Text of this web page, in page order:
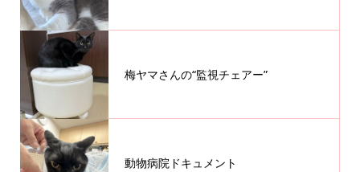
梅ヤマさんの“監視チェアー”
動物病院ドキュメント